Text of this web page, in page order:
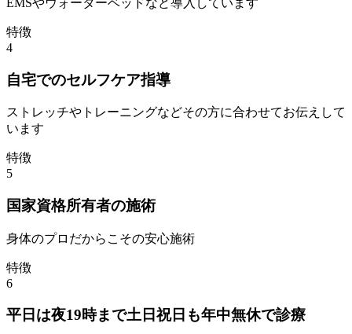
特徴
4
自宅でのセルフケア指導
ストレッチやトレーニングなどその方に合わせてお伝えして
います
特徴
5
国家資格所有者の施術
身体のプロだからこその安心施術
特徴
6
平日は夜19時まで土日祝日も年中無休で診療